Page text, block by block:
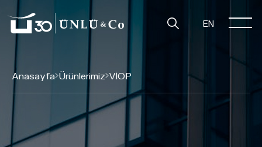
EN
Anasayfa Ürünlerimiz VİOP